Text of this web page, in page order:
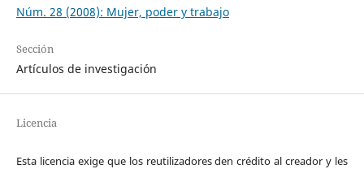
Núm. 28 (2008): Mujer, poder y trabajo
Sección
Artículos de investigación
Licencia
Esta licencia exige que los reutilizadores den crédito al creador y les